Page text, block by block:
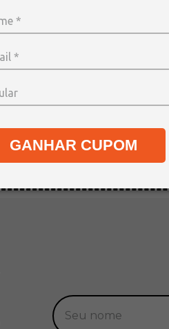
GANHAR CUPOM
PLACA A4 MDF CRU PINUS 3MM
R$ 45,90
ou1 deR$ 34,90sem juros